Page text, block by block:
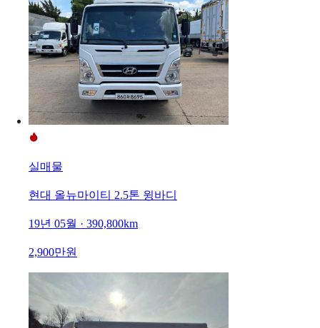
실매물
현대 올뉴마이티 2.5톤 윙바디
19년 05월 · 390,800km
2,900만원